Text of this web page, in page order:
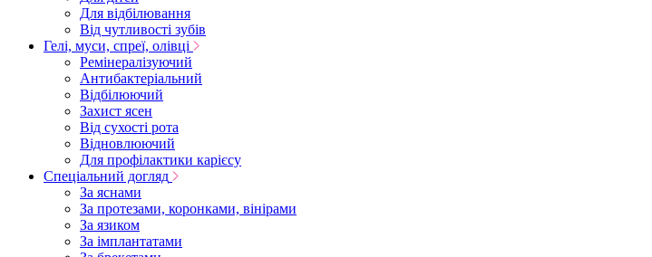
Для відбілювання
Від чутливості зубів
Гелі, муси, спреї, олівці
Ремінералізуючий
Антибактеріальний
Відбілюючий
Захист ясен
Від сухості рота
Відновлюючий
Для профілактики карієсу
Спеціальний догляд
За яснами
За протезами, коронками, вінірами
За язиком
За імплантатами